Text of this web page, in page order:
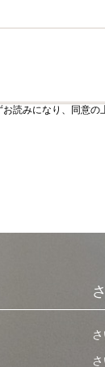
読みになり、同意の